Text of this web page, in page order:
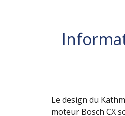
Le design du
moteur Bosch CX